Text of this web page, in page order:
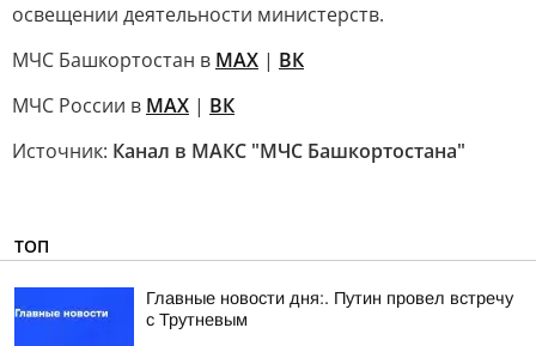
освещении деятельности министерств.
МЧС Башкортостан в МАХ | ВК
МЧС России в MAX | ВК
Источник: Канал в МАКС "МЧС Башкортостана"
ТОП
Главные новости дня:. Путин провел встречу
с Трутневым